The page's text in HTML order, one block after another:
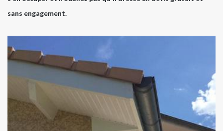
sans engagement.